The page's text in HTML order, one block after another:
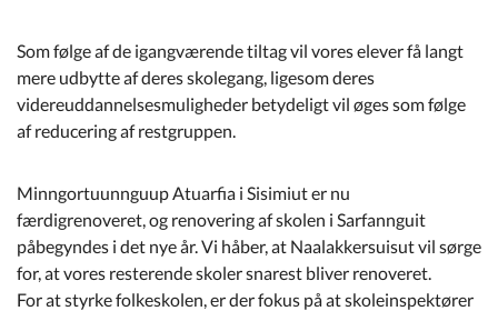
Som følge af de igangværende tiltag vil vores elever få langt
mere udbytte af deres skolegang, ligesom deres
videreuddannelsesmuligheder betydeligt vil øges som følge
af reducering af restgruppen.
Minngortuunnguup Atuarfia i Sisimiut er nu
færdigrenoveret, og renovering af skolen i Sarfannguit
påbegyndes i det nye år. Vi håber, at Naalakkersuisut vil sørge
for, at vores resterende skoler snarest bliver renoveret.
For at styrke folkeskolen, er der fokus på at skoleinspektører